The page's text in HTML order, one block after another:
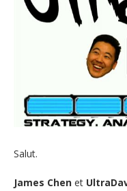
Salut.
James Chen et